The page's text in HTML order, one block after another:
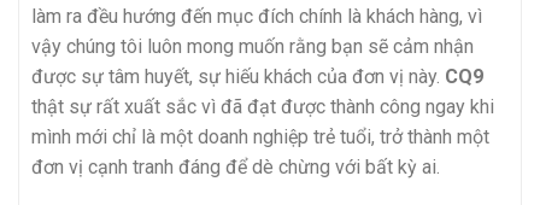
làm ra đều hướng đến mục đích chính là khách hàng, vì
vậy chúng tôi luôn mong muốn rằng bạn sẽ cảm nhận
được sự tâm huyết, sự hiếu khách của đơn vị này. CQ9
thật sự rất xuất sắc vì đã đạt được thành công ngay khi
mình mới chỉ là một doanh nghiệp trẻ tuổi, trở thành một
đơn vị cạnh tranh đáng để dè chừng với bất kỳ ai.